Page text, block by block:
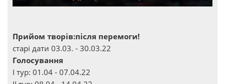
Прийом творів:після перемоги!
старі дати 03.03. - 30.03.22
Голосування
І тур: 01.04 - 07.04.22